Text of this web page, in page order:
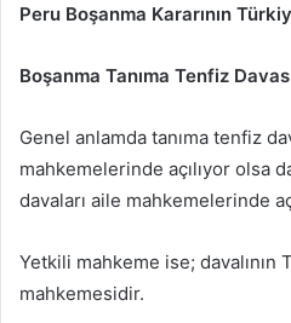
Peru Boşanma Kararının
Boşanma Tanıma Tenfiz
Genel anlamda tanıma tenfiz
mahkemelerinde açılıyor olsa
davaları aile mahkemelerinde
Yetkili mahkeme ise; davalının
mahkemesidir.